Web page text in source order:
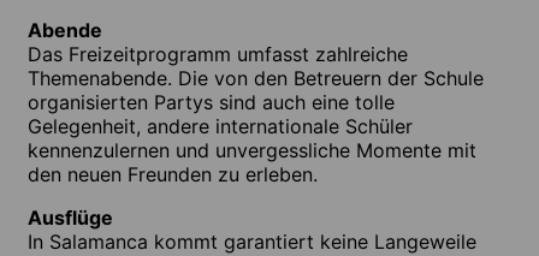
Abende
Das Freizeitprogramm umfasst zahlreiche
Themenabende. Die von den Betreuern der Schule
organisierten Partys sind auch eine tolle
Gelegenheit, andere internationale Schüler
kennenzulernen und unvergessliche Momente mit
den neuen Freunden zu erleben.
Ausflüge
In Salamanca kommt garantiert keine Langeweile